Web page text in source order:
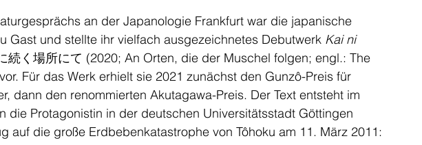
an der Japanologie Frankfurt war die japanische
Gast und stellte ihr vielfach ausgezeichnetes Debutwerk Kai ni
続く場所にて (2020; An Orten, die der Muschel folgen; engl.: The
Für das Werk erhielt sie 2021 zunächst den Gunzô-Preis für
dann den renommierten Akutagawa-Preis. Der Text entsteht im
die Protagonistin in der deutschen Universitätsstadt Göttingen
auf die große Erdbebenkatastrophe von Tôhoku am 11. März 2011: